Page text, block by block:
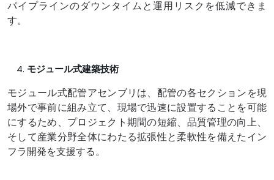
パイプラインのダウンタイムと運用リスクを低減できま
す。
モジュール式建築技術
モジュール式配管アセンブリは、配管の各セクションを現
場外で事前に組み立て、現場で迅速に設置することを可能
にするため、プロジェクト期間の短縮、品質管理の向上、
そして産業分野全体にわたる拡張性と柔軟性を備えたイン
フラ開発を支援する。